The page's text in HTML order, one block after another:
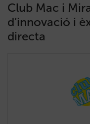
Club Mac i
d’innovació i
directa